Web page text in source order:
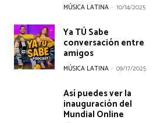
MÚSICA LATINA - 10/14/2025
Ya TÚ Sabe
conversación entre
amigos
MÚSICA LATINA - 09/17/2025
Así puedes ver la
inauguración del
Mundial Online